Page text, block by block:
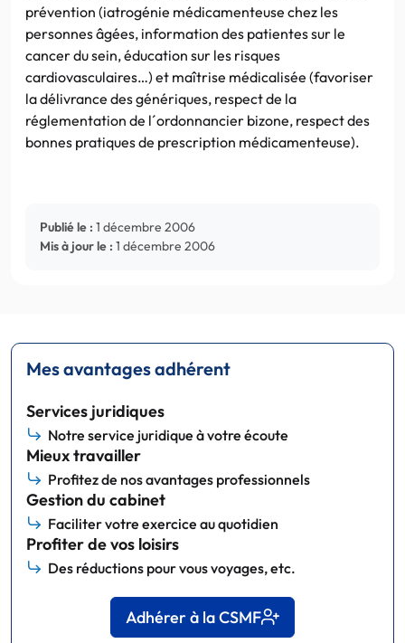
prévention (iatrogénie médicamenteuse chez les
personnes âgées, information des patientes sur le
cancer du sein, éducation sur les risques
cardiovasculaires…) et maîtrise médicalisée (favoriser
la délivrance des génériques, respect de la
réglementation de l´ordonnancier bizone, respect des
bonnes pratiques de prescription médicamenteuse).
Publié le : 1 décembre 2006
Mis à jour le : 1 décembre 2006
Mes avantages adhérent
Services juridiques
Notre service juridique à votre écoute
Mieux travailler
Profitez de nos avantages professionnels
Gestion du cabinet
Faciliter votre exercice au quotidien
Profiter de vos loisirs
Des réductions pour vous voyages, etc.
Adhérer à la CSMF